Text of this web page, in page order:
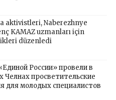
aktivistleri, Naberezhnye
KAMAZ uzmanları için
düzenledi
России» провели в
просветительские
для молодых специалистов